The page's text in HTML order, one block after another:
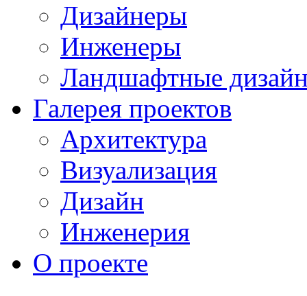
Дизайнеры
Инженеры
Ландшафтные
Галерея проектов
Архитектура
Визуализация
Дизайн
Инженерия
О проекте